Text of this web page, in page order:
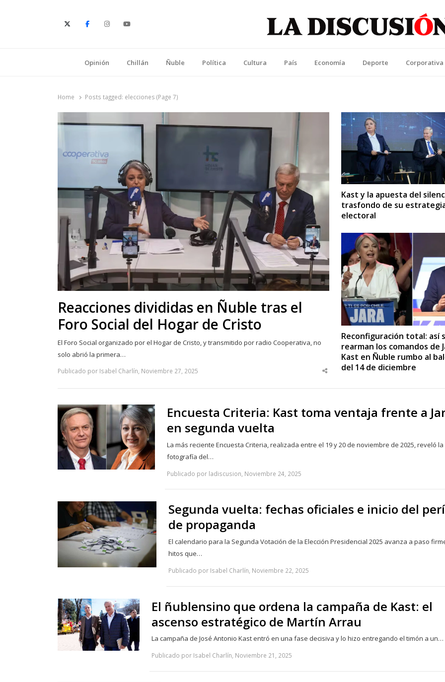
Opinión Chillán Ñuble Política Cultura País Economía Deporte Corporativa
Home Posts tagged: elecciones (Page 7)
Reacciones divididas en Ñuble tras el
Foro Social del Hogar de Cristo
El Foro Social organizado por el Hogar de Cristo, y transmitido por radio Cooperativa, no
solo abrió la primera…
Publicado por Isabel Charlín, Noviembre 27, 2025
Share
Kast y la apuesta del
trasfondo de su
electoral
Reconfiguración total: así
rearman los comandos de
Kast en Ñuble rumbo al
del 14 de diciembre
Encuesta Criteria: Kast toma ventaja frente a
en segunda vuelta
La más reciente Encuesta Criteria, realizada entre el 19 y 20 de noviembre de 2025, reveló la
fotografía del…
Publicado por ladiscusion, Noviembre 24, 2025
Segunda vuelta: fechas oficiales e inicio del
de propaganda
El calendario para la Segunda Votación de la Elección Presidencial 2025 avanza a paso
hitos que…
Publicado por Isabel Charlín, Noviembre 22, 2025
El ñublensino que ordena la campaña de Kast: el
ascenso estratégico de Martín Arrau
La campaña de José Antonio Kast entró en una fase decisiva y lo hizo entregando el timón a un…
Publicado por Isabel Charlín, Noviembre 21, 2025